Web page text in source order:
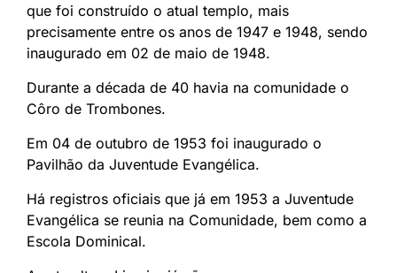
que foi construído o atual templo, mais
precisamente entre os anos de 1947 e 1948, sendo
inaugurado em 02 de maio de 1948.
Durante a década de 40 havia na comunidade o
Côro de Trombones.
Em 04 de outubro de 1953 foi inaugurado o
Pavilhão da Juventude Evangélica.
Há registros oficiais que já em 1953 a Juventude
Evangélica se reunia na Comunidade, bem como a
Escola Dominical.